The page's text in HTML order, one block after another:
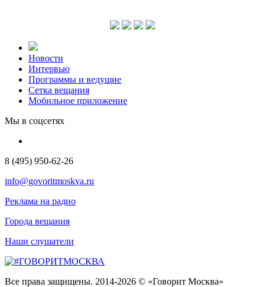
Новости
Интервью
Программы и ведущие
Сетка вещания
Мобильное приложение
Мы в соцсетях
8 (495) 950-62-26
info@govoritmoskva.ru
Реклама на радио
Города вещания
Наши слушатели
Все права защищены. 2014-2026 © «Говорит Москва»